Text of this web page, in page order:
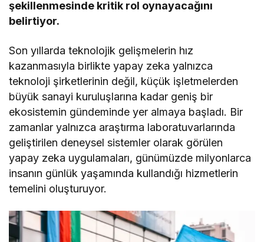
şekillenmesinde kritik rol oynayacağını
belirtiyor.
Son yıllarda teknolojik gelişmelerin hız
kazanmasıyla birlikte yapay zeka yalnızca
teknoloji şirketlerinin değil, küçük işletmelerden
büyük sanayi kuruluşlarına kadar geniş bir
ekosistemin gündeminde yer almaya başladı. Bir
zamanlar yalnızca araştırma laboratuvarlarında
geliştirilen deneysel sistemler olarak görülen
yapay zeka uygulamaları, günümüzde milyonlarca
insanın günlük yaşamında kullandığı hizmetlerin
temelini oluşturuyor.